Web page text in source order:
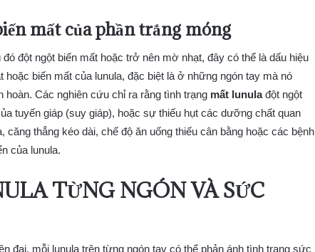
mất của phần trắng móng
đột ngột biến mất hoặc trở nên mờ nhạt, đây có thể là dấu hiệu
biến mất của lunula, đặc biệt là ở những ngón tay mà nó
hoàn. Các nghiên cứu chỉ ra rằng tình trạng mất lunulađột ngột
tuyến giáp (suy giáp), hoặc sự thiếu hụt các dưỡng chất quan
thẳng kéo dài, chế độ ăn uống thiếu cân bằng hoặc các bệnh
của lunula.
TỪNG NGÓN VÀ SỨC
đại, mỗi lunula trên từng ngón tay có thể phản ánh tình trạng sức